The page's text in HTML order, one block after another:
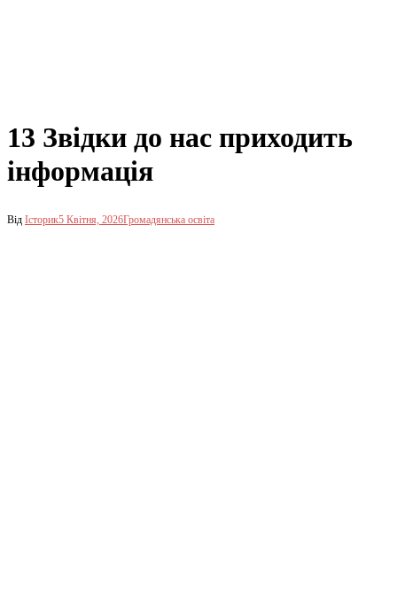
13 Звідки до нас приходить
інформація
Від Історик5 Квітня, 2026Громадянська освіта